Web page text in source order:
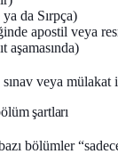
da Sırpça)
apostil veya
aşamasında)
veya mülakat
şartları
bölümler